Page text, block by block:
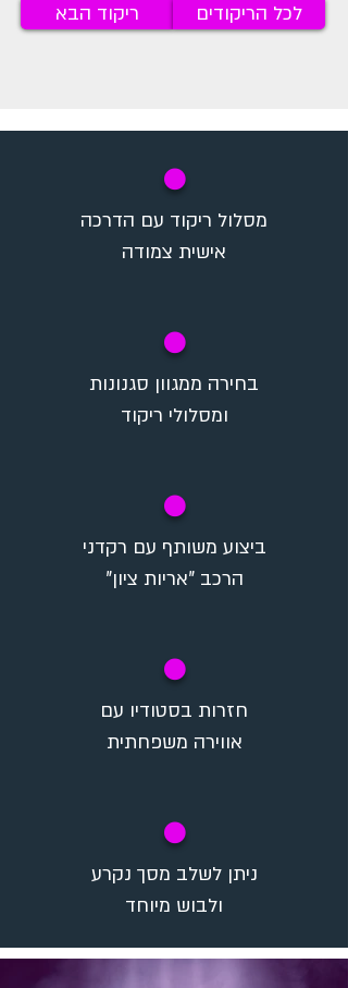
ריקוד הבא לכל הריקודים
✪
מסלול ריקוד עם הדרכה
אישית צמודה
✪
בחירה ממגוון סגנונות
ומסלולי ריקוד
✪
ביצוע משותף עם רקדני
הרכב "אריות ציון"
✪
חזרות בסטודיו עם
אווירה משפחתית
✪
ניתן לשלב מסך נקרע
ולבוש מיוחד